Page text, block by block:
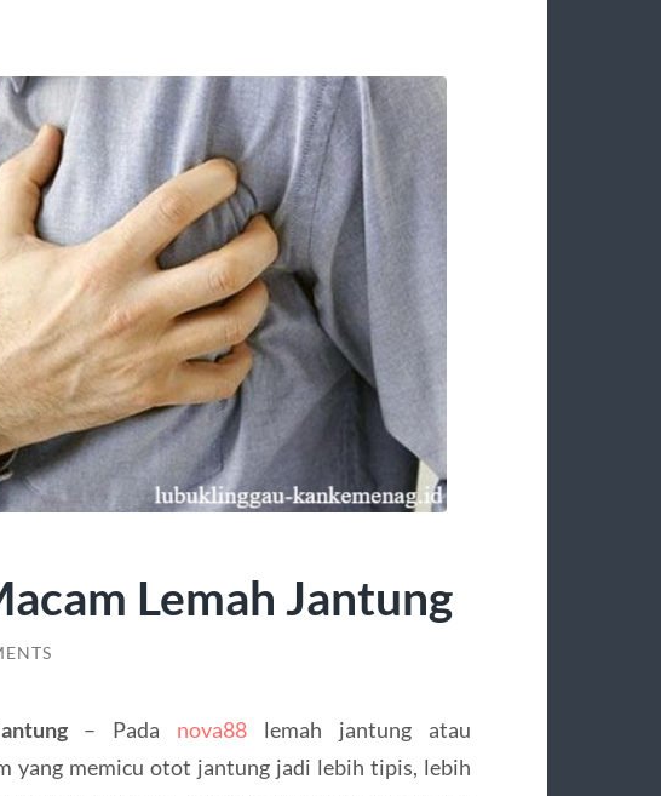
Lemah Jantung
– Pada nova88 lemah jantung atau
yang memicu otot jantung jadi lebih tipis, lebih